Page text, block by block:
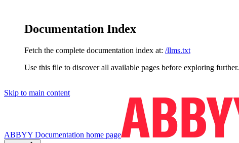
Documentation Index
Fetch the complete documentation index at: /llms.txt
Use this file to discover all available pages before exploring further.
Skip to main content
ABBYY Documentation home page